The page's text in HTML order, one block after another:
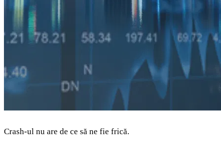
Crash-ul nu are de ce să ne fie frică.